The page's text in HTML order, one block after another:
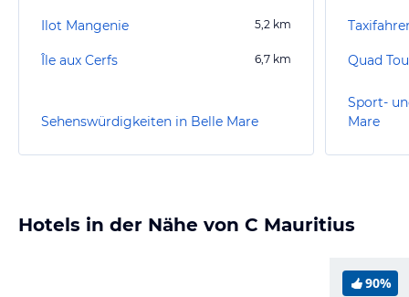
Ilot Mangenie 5,2 km
Île aux Cerfs 6,7 km
Sehenswürdigkeiten in Belle Mare
Quad
Sport-
Mare
Hotels in der Nähe von C Mauritius
90%